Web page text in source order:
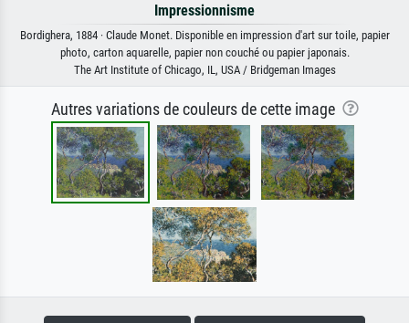
Impressionnisme
Bordighera, 1884 · Claude Monet. Disponible en impression d'art sur toile, papier
photo, carton aquarelle, papier non couché ou papier japonais.
The Art Institute of Chicago, IL, USA / Bridgeman Images
Autres variations de couleurs de cette image